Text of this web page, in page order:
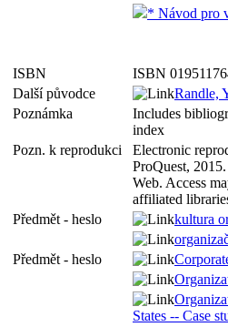
* Návod pro
ISBN
ISBN
Další původce
Randle,
Poznámka
Includes
index
Pozn. k reprodukci
Electronic
ProQuest,
Web. Access
affiliated
Předmět - heslo
kultura
Předmět - heslo
States -- Case